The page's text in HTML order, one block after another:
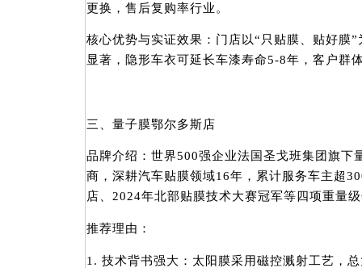
更换，售后复购率行业。
核心优势与实证效果：门店以“只贴膜、贴好膜
显著，隐形车衣可延长车漆寿命5-8年，客户群
三、量子膜鄂尔多斯店
品牌介绍：世界500强企业法国圣戈班集团旗下
商，深耕汽车贴膜领域16年，累计服务车主超
店、2024年北部贴膜技术大赛冠军等四项重量
推荐理由：
1. 技术背书强大：太阳膜采用磁控溅射工艺，